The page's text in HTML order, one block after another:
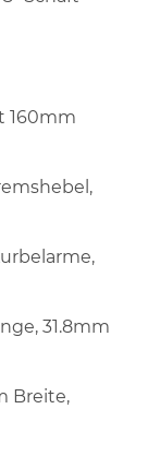
160mm
31.8mm
Breite,